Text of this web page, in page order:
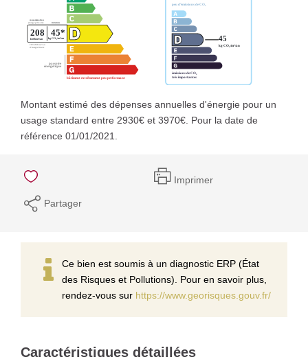
Montant estimé des dépenses annuelles d'énergie pour un
usage standard entre 2930€ et 3970€. Pour la date de
référence 01/01/2021.
Imprimer
Partager
Ce bien est soumis à un diagnostic ERP (État
des Risques et Pollutions). Pour en savoir plus,
rendez-vous sur https://www.georisques.gouv.fr/
Caractéristiques détaillées